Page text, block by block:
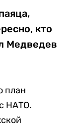
кто
Медведев
план
НАТО.